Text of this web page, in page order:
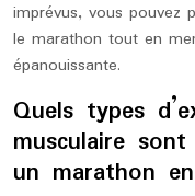
imprévus, vous pouvez
le marathon tout en
épanouissante.
Quels types
musculaire
un marathon